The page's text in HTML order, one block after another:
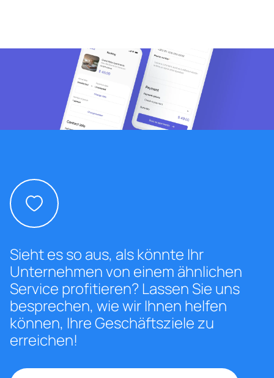
Sieht es so aus, als könnte Ihr
Unternehmen von einem ähnlichen
Service profitieren? Lassen Sie uns
besprechen, wie wir Ihnen helfen
können, Ihre Geschäftsziele zu
erreichen!